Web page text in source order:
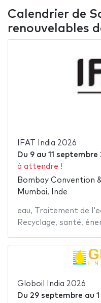
Calendrier de
renouvelables
IFAT India 2026
Du 9au 11 septembre
à attendre !
Bombay Convention
Mumbai, Inde
eau, Traitement de
Recyclage, santé,
Globoil India 2026
Du 29 septembre au